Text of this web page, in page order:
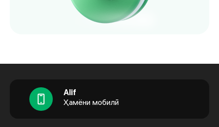
Alif
Ҳамёни мобилӣ